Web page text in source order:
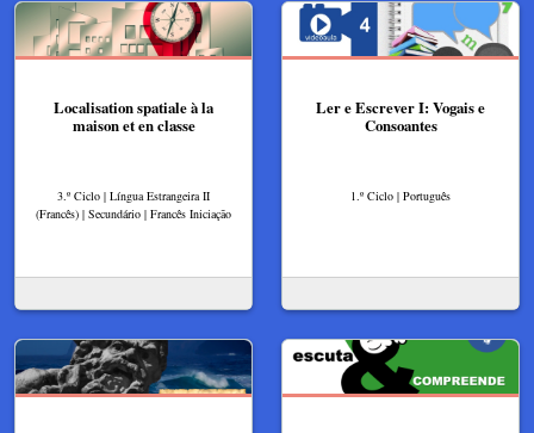
Localisation spatiale à la
maison et en classe
3.º Ciclo | Língua Estrangeira II
(Francês) | Secundário | Francês Iniciação
Ler e Escrever I: Vogais e
Consoantes
1.º Ciclo | Português